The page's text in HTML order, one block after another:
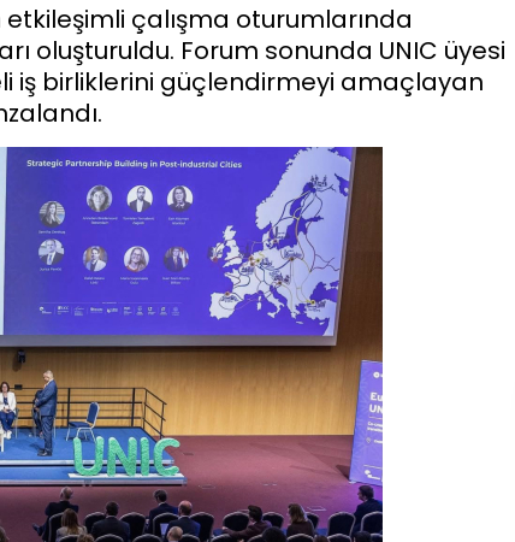
çalışma oturumlarında
oluşturuldu. Forum sonunda UNIC üyesi
iş birliklerini güçlendirmeyi amaçlayan